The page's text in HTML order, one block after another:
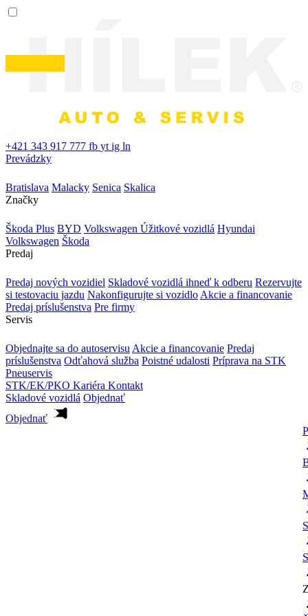
+421 343 917 777 fb yt ig ln
Prevádzky
Bratislava Malacky Senica Skalica
Značky
Škoda Plus BYD Volkswagen Úžitkové vozidlá Hyundai
Volkswagen Škoda
Predaj
Predaj nových vozidiel Skladové vozidlá ihneď k odberu Rezervujte
si testovaciu jazdu Nakonfigurujte si vozidlo Akcie a financovanie
Predaj príslušenstva Pre firmy
Servis
Objednajte sa do autoservisu Akcie a financovanie Predaj
príslušenstva Odťahová služba Poistné udalosti Príprava na STK
Pneuservis
STK/EK/PKO Kariéra Kontakt
Skladové vozidlá Objednať
Objednať